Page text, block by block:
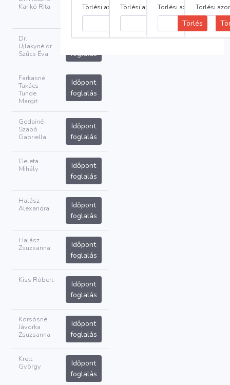
Karikó Rita
Időpont
foglalás
Dr.
Ujlakyné dr.
Szűcs Éva
foglalás
Farkasné
Takács
Tünde
Margit
Időpont
foglalás
Gedainé
Szabó
Gabriella
Időpont
foglalás
Geleta
Mihály
Időpont
foglalás
Halász
Alexandra
Időpont
foglalás
Halász
Zsuzsanna
Időpont
foglalás
Kiss Róbert
Időpont
foglalás
Korsósné
Jávorka
Zsuzsanna
Időpont
foglalás
Krett
György
Időpont
foglalás
Törlési azonosító:
Törlés
Törlési azonosító:Törlési azonosító:
Törlési